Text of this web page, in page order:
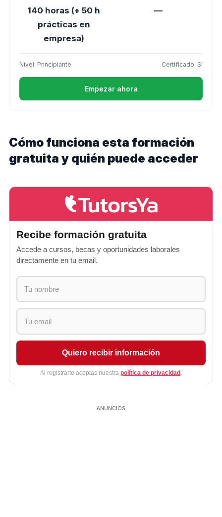
140 horas (+ 50 h
prácticas en
empresa)
—
Nivel: Principiante Certificado: Sí
Empezar ahora
Cómo funciona esta formación
gratuita y quién puede acceder
Recibe formación gratuita
Accede a cursos, becas y oportunidades laborales
directamente en tu email.
Quiero recibir información
Al registrarte aceptas nuestra política de privacidad .
ANUNCIOS